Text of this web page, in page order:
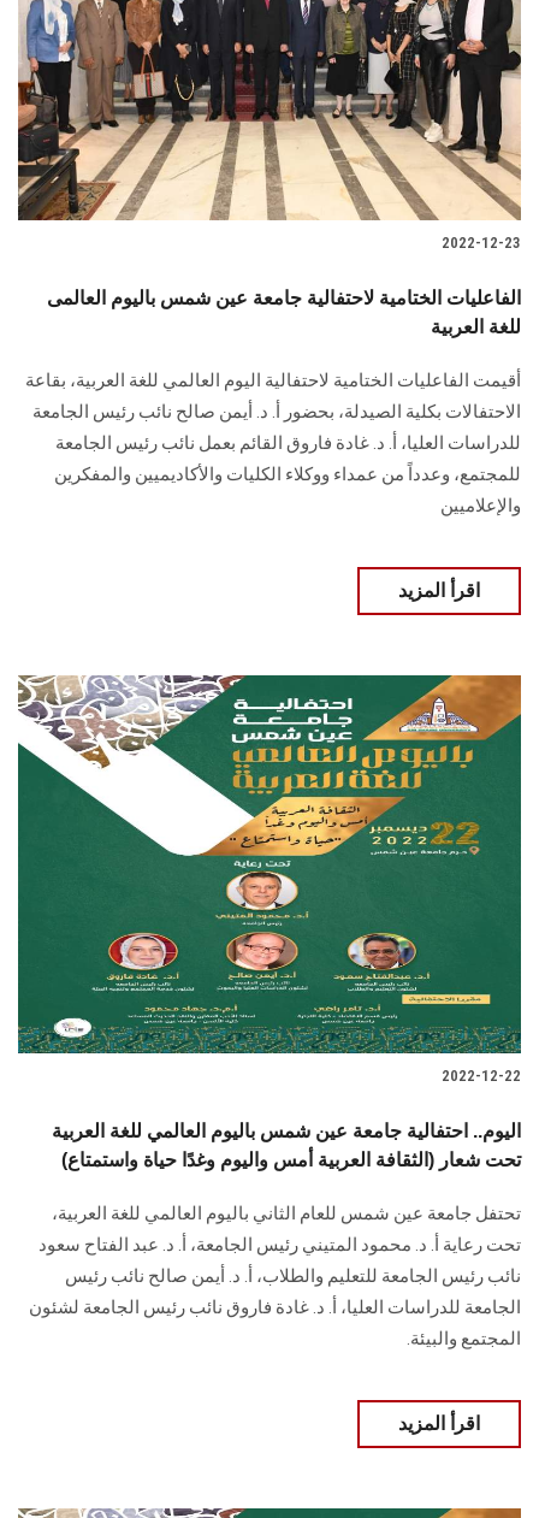
2022-12-23
الفاعليات الختامية لاحتفالية جامعة عين شمس باليوم العالمى
للغة العربية
أقيمت الفاعليات الختامية لاحتفالية اليوم العالمي للغة العربية، بقاعة
الاحتفالات بكلية الصيدلة، بحضور أ. د. أيمن صالح نائب رئيس الجامعة
للدراسات العليا، أ. د. غادة فاروق القائم بعمل نائب رئيس الجامعة
للمجتمع، وعدداً من عمداء ووكلاء الكليات والأكاديميين والمفكرين
والإعلاميين
اقرأ المزيد
2022-12-22
اليوم.. احتفالية جامعة عين شمس باليوم العالمي للغة العربية
تحت شعار (الثقافة العربية أمس واليوم وغدًا حياة واستمتاع)
تحتفل جامعة عين شمس للعام الثاني باليوم العالمي للغة العربية،
تحت رعاية أ. د. محمود المتيني رئيس الجامعة، أ. د. عبد الفتاح سعود
نائب رئيس الجامعة للتعليم والطلاب، أ. د. أيمن صالح نائب رئيس
الجامعة للدراسات العليا، أ. د. غادة فاروق نائب رئيس الجامعة لشئون
المجتمع والبيئة.
اقرأ المزيد